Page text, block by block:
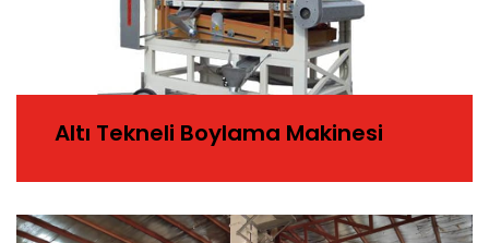
Altı Tekneli Boylama Makinesi